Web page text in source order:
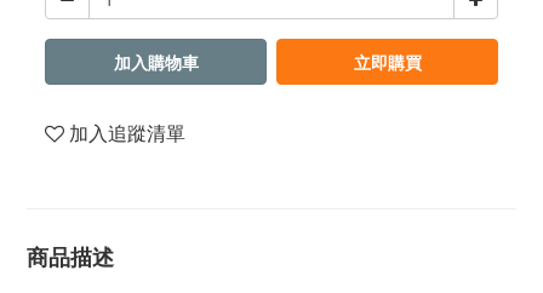
加入購物車 立即購買
加入追蹤清單
商品描述